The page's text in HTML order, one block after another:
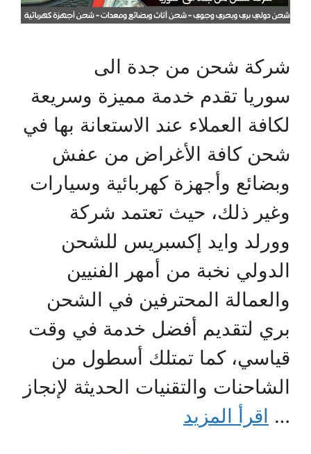
شركة شحن من جدة الى
سوريا تقدم خدمة مميزة وسريعة
لكافة العملاء عند الاستعانة بها في
شحن كافة الأغراض من عفش
وبضائع وأجهزة كهربائية وسيارات
وغير ذلك، حيث تعتمد شركة
وورلد وايد إكسبريس للشحن
الدولي نخبة من أمهر الفنيين
والعمالة المحترفين في الشحن
بري لتقديم أفضل خدمة في وقت
قياسي، كما تمتلك أسطول من
الشاحنات والتقنيات الحديثة لإنجاز
… اقرأ المزيد